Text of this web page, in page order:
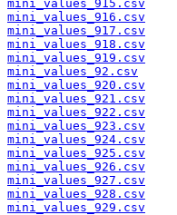
mini_values_915.csv
mini_values_916.csv
mini_values_917.csv
mini_values_918.csv
mini_values_919.csv
mini_values_92.csv
mini_values_920.csv
mini_values_921.csv
mini_values_922.csv
mini_values_923.csv
mini_values_924.csv
mini_values_925.csv
mini_values_926.csv
mini_values_927.csv
mini_values_928.csv
mini_values_929.csv